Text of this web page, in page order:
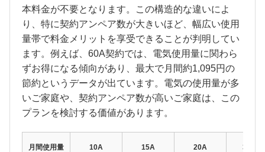
本料金が不要となります。この構造的な違いによ
り、特に契約アンペア数が大きいほど、幅広い使用
量帯で料金メリットを享受できることが判明してい
ます。例えば、60A契約では、電気使用量に関わら
ずお得になる傾向があり、最大で月間約1,095円の
節約というデータが出ています。電気の使用量が多
いご家庭や、契約アンペア数が高いご家庭は、この
プランを検討する価値があります。
月間使用量 10A 15A 20A 30A